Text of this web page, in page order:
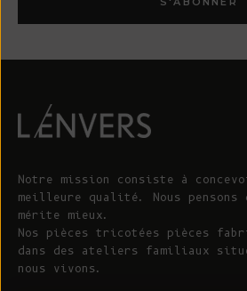
Notre mission consiste à
meilleure qualité. Nous pensons
mérite mieux.
Nos pièces tricotées pièces
dans des ateliers familiaux
nous vivons.